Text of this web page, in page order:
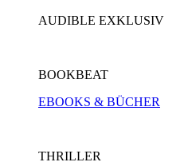
AUDIBLE EXKLUSIV
BOOKBEAT
EBOOKS & BÜCHER
THRILLER